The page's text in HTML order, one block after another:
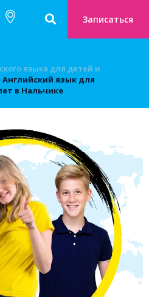
Записаться
языка для детей и
Английский язык для
в Нальчике